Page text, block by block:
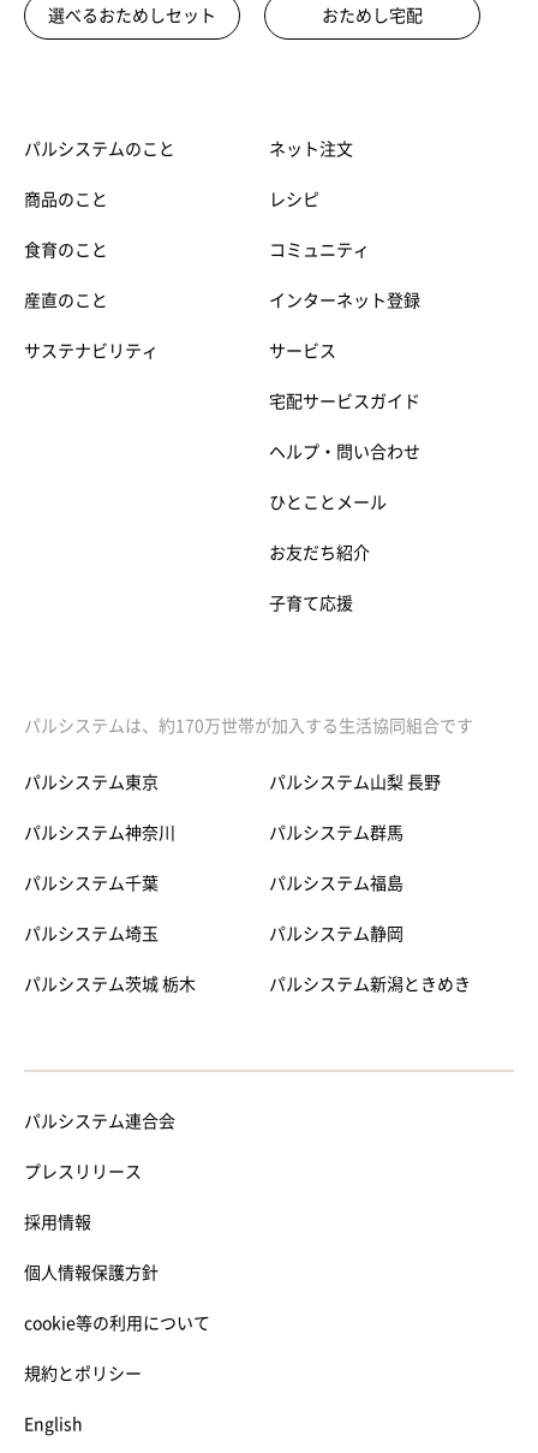
選べるおためしセット おためし宅配
パルシステムのこと
商品のこと
食育のこと
産直のこと
サステナビリティ
ネット注文
レシピ
コミュニティ
インターネット登録
サービス
宅配サービスガイド
ヘルプ・問い合わせ
ひとことメール
お友だち紹介
子育て応援
パルシステムは、約170万世帯が加入する生活協同組合です
パルシステム東京
パルシステム神奈川
パルシステム千葉
パルシステム埼玉
パルシステム茨城 栃木
パルシステム山梨 長野
パルシステム群馬
パルシステム福島
パルシステム静岡
パルシステム新潟ときめき
パルシステム連合会
プレスリリース
採用情報
個人情報保護方針
cookie等の利用について
規約とポリシー
English